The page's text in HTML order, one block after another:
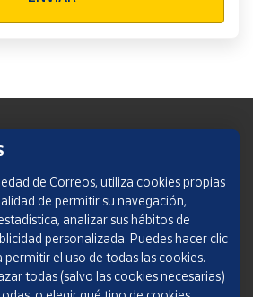
de Correos, utiliza cookies propias
de permitir su navegación,
analizar sus hábitos de
personalizada. Puedes hacer clic
permitir el uso de todas las cookies.
todas (salvo las cookies necesarias)